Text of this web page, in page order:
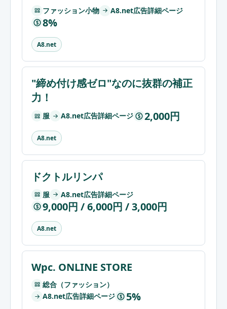
ファッション小物 A8.net広告詳細ページ
$ 8%
A8.net
"締め付け感ゼロ"なのに抜群の補正
力！
服 A8.net広告詳細ページ $ 2,000円
A8.net
ドクトルリンパ
服 A8.net広告詳細ページ
$ 9,000円 / 6,000円 / 3,000円
A8.net
Wpc. ONLINE STORE
総合（ファッション）
A8.net広告詳細ページ
$ 5%